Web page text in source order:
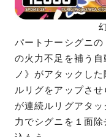
パートナーシグニ
の火力不足を補う
ノ》がアタックし
ルリグをアップさ
が連続ルリグアタ
力でシグニを１面